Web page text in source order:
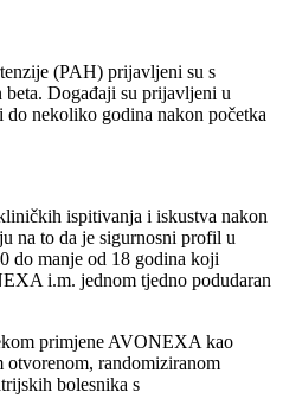
(PAH) prijavljeni su s
Događaji su prijavljeni u
nekoliko godina nakon početka
ispitivanja i iskustva nakon
na to da je sigurnosni profil u
do manje od 18 godina koji
i.m. jednom tjedno podudaran
primjene AVONEXA kao
otvorenom, randomiziranom
bolesnika s